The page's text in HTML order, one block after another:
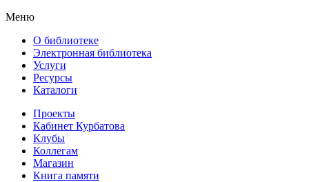
Меню
О библиотеке
Электронная библиотека
Услуги
Ресурсы
Каталоги
Проекты
Кабинет Курбатова
Клубы
Коллегам
Магазин
Книга памяти